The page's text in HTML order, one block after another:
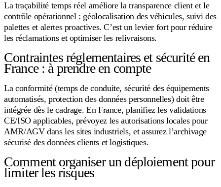
La traçabilité temps réel améliore la transparence client et le
contrôle opérationnel : géolocalisation des véhicules, suivi des
palettes et alertes proactives. C’est un levier fort pour réduire
les réclamations et optimiser les relivraisons.
Contraintes réglementaires et sécurité en
France : à prendre en compte
La conformité (temps de conduite, sécurité des équipements
automatisés, protection des données personnelles) doit être
intégrée dès le cadrage. En France, planifiez les validations
CE/ISO applicables, prévoyez les autorisations locales pour
AMR/AGV dans les sites industriels, et assurez l’archivage
sécurisé des données clients et logistiques.
Comment organiser un déploiement pour
limiter les risques